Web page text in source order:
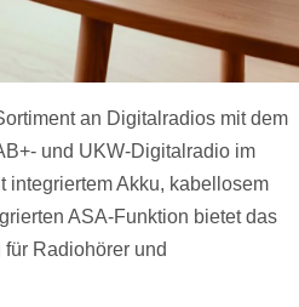
an Digitalradios mit dem
und UKW-Digitalradio im
integriertem Akku, kabellosem
ASA-Funktion bietet das
Radiohörer und